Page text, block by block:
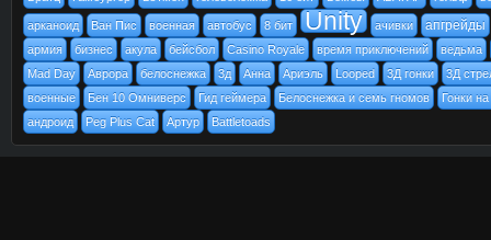
арканоид Ван Пис военная автобус 8 бит Unity ачивки апгрейды
армия бизнес акула бейсбол Casino Royale время приключений
ведьма
Mad Day
Аврора белоснежка 3д Анна Ариэль Looped 3Д гонки
3Д
военные
Бен 10 Омниверс Гид геймера Белоснежка и семь гномов
Гонки
андроид
Peg Plus Cat Артур Battletoads